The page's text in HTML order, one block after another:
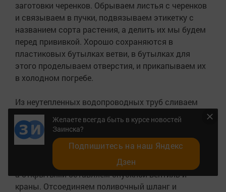
заготовки черенков. Обрываем листья с черенков
и связываем в пучки, подвязываем этикетку с
названием сорта растения, а делить их мы будем
перед прививкой. Хорошо сохраняются в
пластиковых бутылках ветви, в бутылках для
этого проделываем отверстия, и прикапываем их
в холодном погребе.
Из неутепленных водопроводных труб сливаем
воду до наступление морозов, трубы могут
лопнуть в морозы. Сначала закрываем запорным
кран, чтобы прекратить доступ воды, затем
открываем все краны и спускаем воду из труб.
Оставляем закрытым на всю зиму запорный кран,
а открытыми оставляем спускной вентиль и
краны. Отсоединяем поливочный шланг и
Желаете всегда быть в курсе новостей
Заинска?
Подпишитесь на наш Яндекс
Дзен